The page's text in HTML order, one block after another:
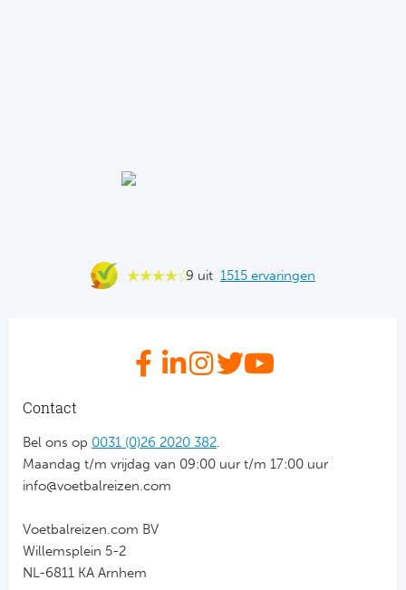
9 uit 1515 ervaringen
Contact
Bel ons op 0031 (0)26 2020 382.
Maandag t/m vrijdag van 09:00 uur t/m 17:00 uur
info@voetbalreizen.com
Voetbalreizen.com BV
Willemsplein 5-2
NL-6811 KA Arnhem